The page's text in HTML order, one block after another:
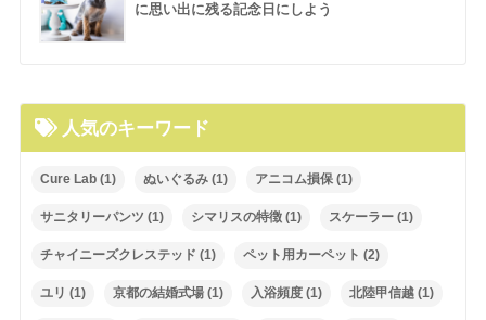
に思い出に残る記念日にしよう
人気のキーワード
Cure Lab(1) ぬいぐるみ(1) アニコム損保(1)
サニタリーパンツ (1) シマリスの特徴(1) スケーラー(1)
チャイニーズクレステッド (1) ペット用カーペット (2)
ユリ (1) 京都の結婚式場(1) 入浴頻度(1) 北陸甲信越(1)